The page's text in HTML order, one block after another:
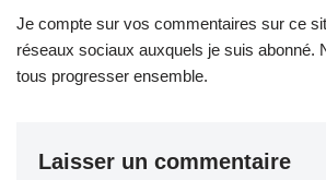
Je compte sur vos commentaires sur ce
réseaux sociaux auxquels je suis abonné.
tous progresser ensemble.
Laisser un commentaire